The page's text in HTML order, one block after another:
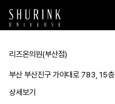
리즈온의원(부산점)
부산 부산진구 가야대로 783, 15층
상세보기